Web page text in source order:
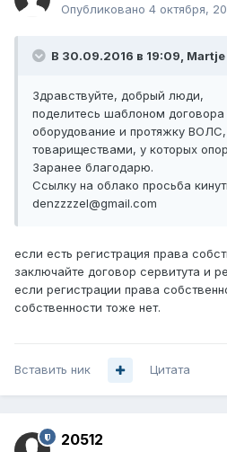
Опубликовано 4 октября,
В 30.09.2016 в 19:09, Martje
Здравствуйте, добрый люди,
поделитесь шаблоном
оборудование и протяжку
товариществами, у которых
Заранее благодарю.
Ссылку на облако просьба
denzzzzel@gmail.com
если есть регистрация права
заключайте договор сервитута и
если регистрации права
собственности тоже нет.
Вставить ник Цитата
20512